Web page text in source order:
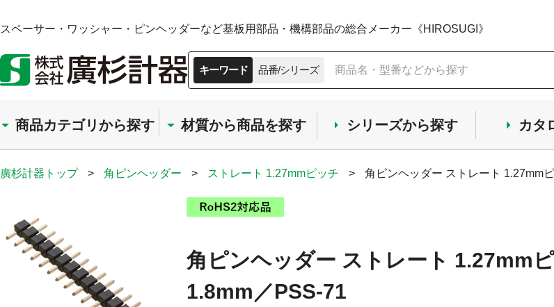
スペーサー・ワッシャー・ピンヘッダーなど基板用部品・機構部品の総合メーカー《HIROSUGI》
キーワード 品番/シリーズ
商品カテゴリから探す 材質から商品を探す シリーズから探す カタ
廣杉計器トップ > 角ピンヘッダー > ストレート 1.27mmピッチ > 角ピンヘッダー ストレート 1.27mm
角ピンヘッダー ストレート 1.27mm
1.8mm／PSS-71